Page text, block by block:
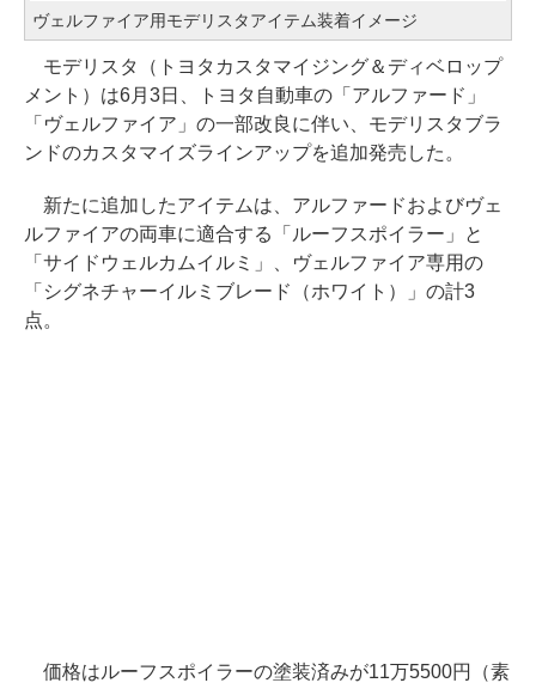
ヴェルファイア用モデリスタアイテム装着イメージ
モデリスタ（トヨタカスタマイジング＆ディベロップ
メント）は6月3日、トヨタ自動車の「アルファード」
「ヴェルファイア」の一部改良に伴い、モデリスタブラ
ンドのカスタマイズラインアップを追加発売した。
新たに追加したアイテムは、アルファードおよびヴェ
ルファイアの両車に適合する「ルーフスポイラー」と
「サイドウェルカムイルミ」、ヴェルファイア専用の
「シグネチャーイルミブレード（ホワイト）」の計3
点。
価格はルーフスポイラーの塗装済みが11万5500円（素